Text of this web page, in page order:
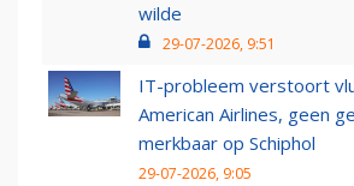
wilde
29-07-2026, 9:51
IT-probleem verstoort
American Airlines, geen
merkbaar op Schiphol
29-07-2026, 9:05